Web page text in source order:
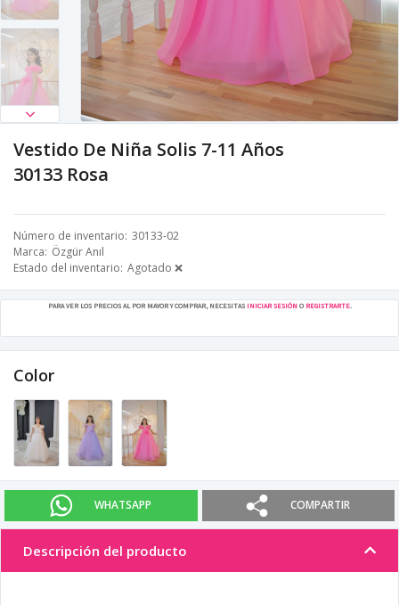
Vestido De Niña Solis 7-11 Años
30133 Rosa
Número de inventario 30133-02
Marca Özgür Anıl
Estado del inventario Agotado ❌
PARA VER LOS PRECIOS AL POR MAYOR Y COMPRAR, NECESITAS INICIAR SESIÓNO REGISTRARTE.
Color
WHATSAPP COMPARTIR
Descripción del producto